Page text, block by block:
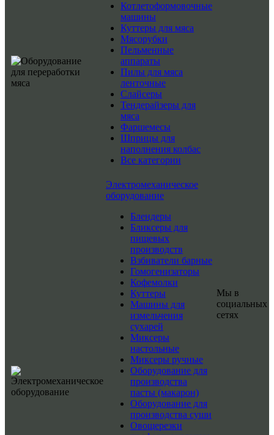
Котлетоформовочные
машины
Куттеры для мяса
Мясорубки
Пельменные
аппараты
Пилы для мяса
ленточные
Слайсеры
Тендерайзеры для
мяса
Фаршемесы
Шприцы для
наполнения колбас
Все категории
Электромеханическое
оборудование
Блендеры
Бликсеры для
пищевых
производств
Взбиватели барные
Гомогенизаторы
Кофемолки
Куттеры
Машины для
измельчения
сухарей
Миксеры
настольные
Миксеры ручные
Оборудование для
производства
пасты (макарон)
Оборудование для
производства суши
Овощерезки
Мы в
социальных
сетях